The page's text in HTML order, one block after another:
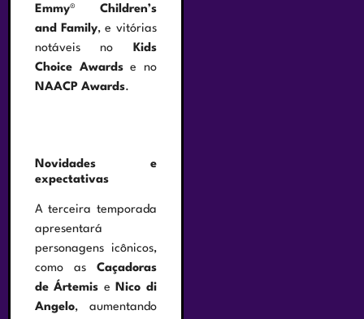
Emmy® Children’s
and Family, e vitórias
notáveis no Kids
Choice Awardse no
NAACP Awards.
Novidades e
expectativas
A terceira temporada
apresentará
personagens icônicos,
como as Caçadoras
de Ártemis e
Nico di
Angelo, aumentando